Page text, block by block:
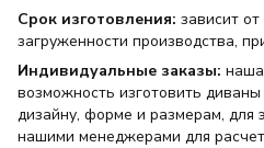
Срок изготовления: зависит
загруженности производства,
Индивидуальные заказы:
возможность изготовить
дизайну, форме и размерам, для
нашими менеджерами для